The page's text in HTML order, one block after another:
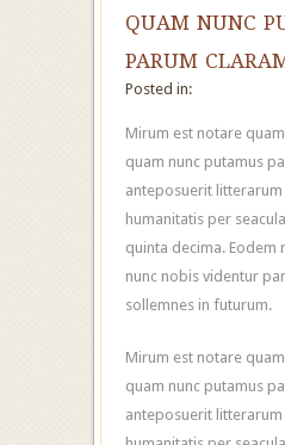
quam nunc
parum
Posted in:
Mirum est notare
quam nunc putamus
anteposuerit
humanitatis per
quinta decima. Eodem
nunc nobis videntur
sollemnes in futurum.
Mirum est notare
quam nunc putamus
anteposuerit